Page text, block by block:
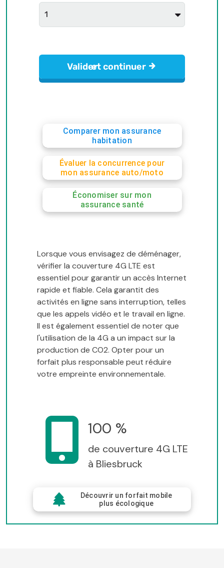
Comparer mon assurance
habitation
Évaluer la concurrence pour
mon assurance auto/moto
Économiser sur mon
assurance santé
Lorsque vous envisagez de déménager,
vérifier la couverture 4G LTE est
essentiel pour garantir un accès Internet
rapide et fiable. Cela garantit des
activités en ligne sans interruption, telles
que les appels vidéo et le travail en ligne.
Il est également essentiel de noter que
l'utilisation de la 4G a un impact sur la
production de CO2. Opter pour un
forfait plus responsable peut réduire
votre empreinte environnementale.
100 %
de couverture 4G LTE
à Bliesbruck
Découvrir un forfait mobile
plus écologique